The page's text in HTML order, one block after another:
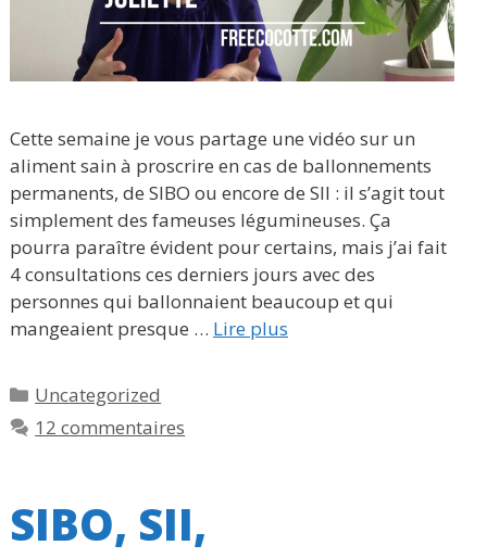
Cette semaine je vous partage une vidéo sur un
aliment sain à proscrire en cas de ballonnements
permanents, de SIBO ou encore de SII : il s’agit tout
simplement des fameuses légumineuses. Ça
pourra paraître évident pour certains, mais j’ai fait
4 consultations ces derniers jours avec des
personnes qui ballonnaient beaucoup et qui
mangeaient presque … Lire plus
Catégories
Uncategorized
12 commentaires
SIBO, SII,